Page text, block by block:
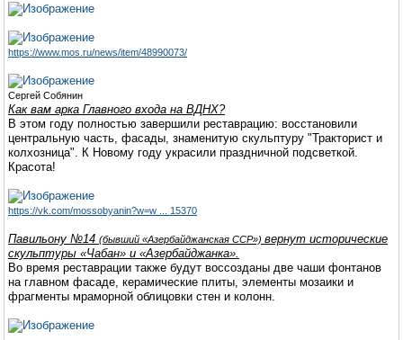
https://www.mos.ru/news/item/48990073/
Сергей Собянин
Как вам арка Главного входа на ВДНХ?
В этом году полностью завершили реставрацию: восстановили
центральную часть, фасады, знаменитую скульптуру "Тракторист и
колхозница". К Новому году украсили праздничной подсветкой.
Красота!
https://vk.com/mossobyanin?w=w ... 15370
Павильону №14 (бывший «Азербайджанская ССР») вернут исторические
скульптуры «Чабан» и «Азербайджанка».
Во время реставрации также будут воссозданы две чаши фонтанов
на главном фасаде, керамические плиты, элементы мозаики и
фрагменты мраморной облицовки стен и колонн.